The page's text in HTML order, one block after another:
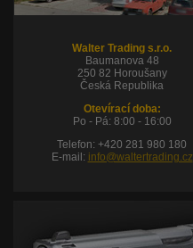
Walter Trading s.r.o.
Baumanova 48
250 82 Horoušany
Česká Republika
Otevírací doba:
Po - Pá: 8:00 - 16:00
Telefon: +420 281 980 180
E-mail: info@waltertrading.cz